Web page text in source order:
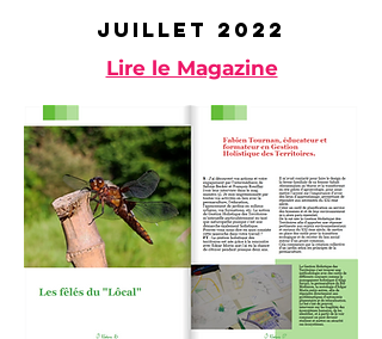
juillet 2022
Lire le Magazine